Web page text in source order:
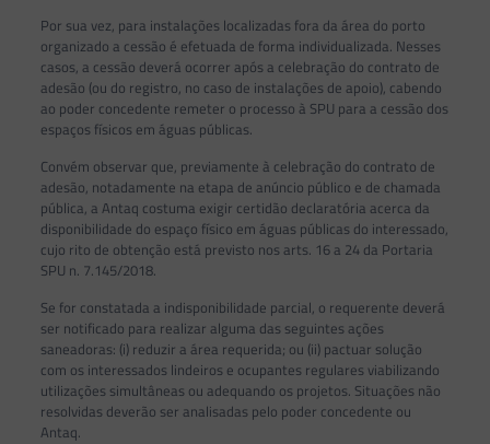
Por sua vez, para instalações localizadas fora da área do porto
organizado a cessão é efetuada de forma individualizada. Nesses
casos, a cessão deverá ocorrer após a celebração do contrato de
adesão (ou do registro, no caso de instalações de apoio), cabendo
ao poder concedente remeter o processo à SPU para a cessão dos
espaços físicos em águas públicas.
Convém observar que, previamente à celebração do contrato de
adesão, notadamente na etapa de anúncio público e de chamada
pública, a Antaq costuma exigir certidão declaratória acerca da
disponibilidade do espaço físico em águas públicas do interessado,
cujo rito de obtenção está previsto nos arts. 16 a 24 da Portaria
SPU n. 7.145/2018.
Se for constatada a indisponibilidade parcial, o requerente deverá
ser notificado para realizar alguma das seguintes ações
saneadoras: (i) reduzir a área requerida; ou (ii) pactuar solução
com os interessados lindeiros e ocupantes regulares viabilizando
utilizações simultâneas ou adequando os projetos. Situações não
resolvidas deverão ser analisadas pelo poder concedente ou
Antaq.